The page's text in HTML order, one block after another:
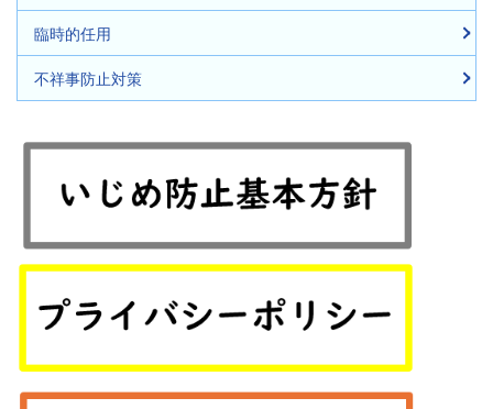
臨時的任用
不祥事防止対策